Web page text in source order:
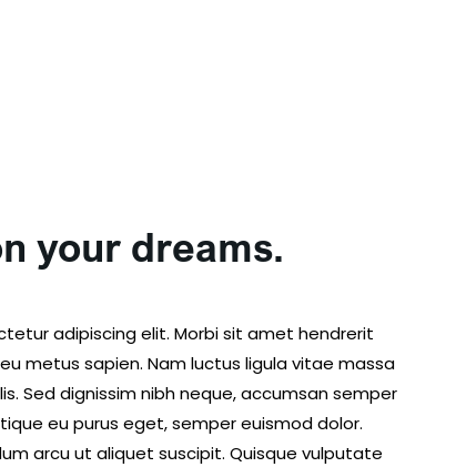
your dreams.
adipiscing elit. Morbi sit amet hendrerit
metus sapien. Nam luctus ligula vitae massa
Sed dignissim nibh neque, accumsan semper
eu purus eget, semper euismod dolor.
arcu ut aliquet suscipit. Quisque vulputate